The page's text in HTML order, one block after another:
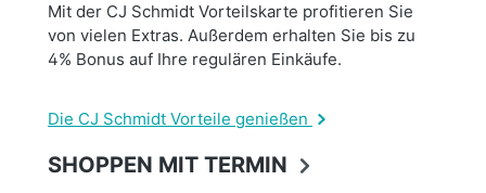
Mit der CJ Schmidt Vorteilskarte profitieren Sie
von vielen Extras. Außerdem erhalten Sie bis zu
4% Bonus auf Ihre regulären Einkäufe.
Die CJ Schmidt Vorteile genießen
SHOPPEN MIT TERMIN